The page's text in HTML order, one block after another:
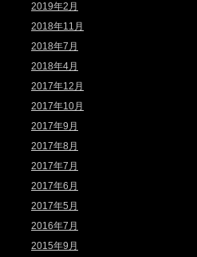
2019年2月
2018年11月
2018年7月
2018年4月
2017年12月
2017年10月
2017年9月
2017年8月
2017年7月
2017年6月
2017年5月
2016年7月
2015年9月